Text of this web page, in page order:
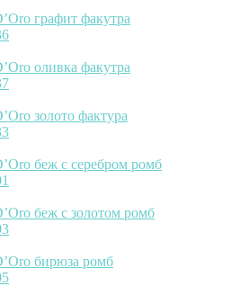
графит факутра
оливка факутра
золото фактура
беж с серебром ромб
беж с золотом ромб
бирюза ромб